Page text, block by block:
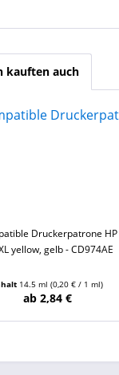
kauften auch
Druckerpatrone HP
yellow, gelb - CD974AE
14.5 ml (0,20 € / 1 ml)
ab 2,84 €